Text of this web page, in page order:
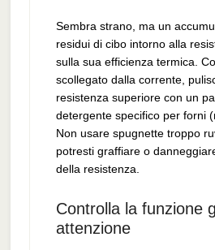
Sembra strano, ma un
residui di cibo intorno alla
sulla sua efficienza termica.
scollegato dalla corrente,
resistenza superiore con un
detergente specifico per forni
Non usare spugnette troppo
potresti graffiare o
della resistenza.
Controlla la funzione
attenzione